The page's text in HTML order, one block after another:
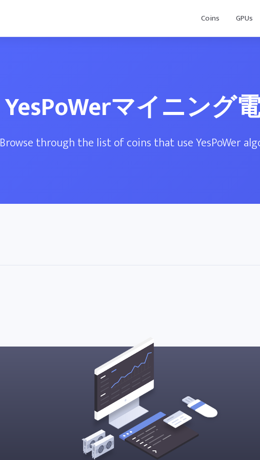
Coins GPUs
YesPoWerマイニング
Browse through the list of coins that use YesPoWer